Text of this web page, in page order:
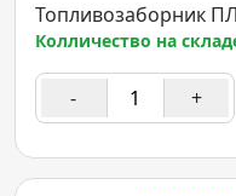
Топливозаборник
Колличество на
- +